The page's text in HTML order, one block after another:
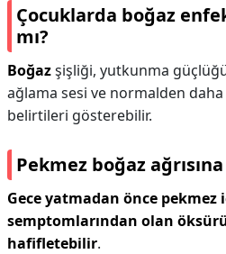
Çocuklarda boğaz
mı?
Boğazşişliği, yutkunma
ağlama sesi ve normalden daha
belirtileri gösterebilir.
Pekmez boğaz
Gece yatmadan önce pekmez
semptomlarından olan
hafifletebilir.